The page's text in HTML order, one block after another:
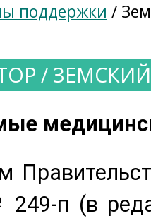
поддержки /
/
п (в